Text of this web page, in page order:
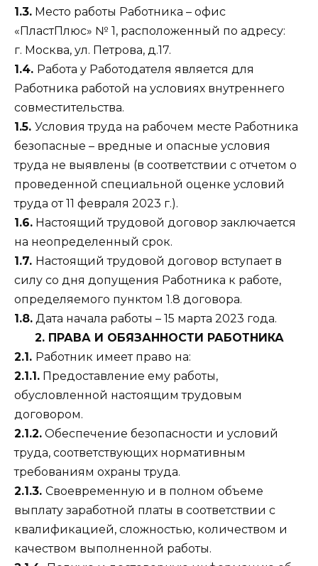
1.3. Место работы Работника – офис
«ПластПлюс» № 1, расположенный по адресу:
г. Москва, ул. Петрова, д.17.
1.4. Работа у Работодателя является для
Работника работой на условиях внутреннего
совместительства.
1.5. Условия труда на рабочем месте Работника
безопасные – вредные и опасные условия
труда не выявлены (в соответствии с отчетом о
проведенной специальной оценке условий
труда от 11 февраля 2023 г.).
1.6. Настоящий трудовой договор заключается
на неопределенный срок.
1.7. Настоящий трудовой договор вступает в
силу со дня допущения Работника к работе,
определяемого пунктом 1.8 договора.
1.8. Дата начала работы – 15 марта 2023 года.
2. ПРАВА И ОБЯЗАННОСТИ РАБОТНИКА
2.1. Работник имеет право на:
2.1.1. Предоставление ему работы,
обусловленной настоящим трудовым
договором.
2.1.2. Обеспечение безопасности и условий
труда, соответствующих нормативным
требованиям охраны труда.
2.1.3. Своевременную и в полном объеме
выплату заработной платы в соответствии с
квалификацией, сложностью, количеством и
качеством выполненной работы.